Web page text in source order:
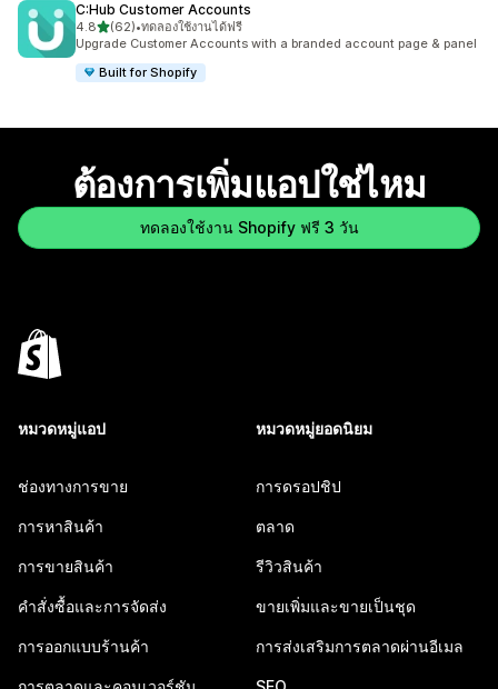
C:Hub Customer Accounts
4.8เต็ม 5 ดาว
(62)
ทั้งหมด 62 รีวิว
•ทดลองใช้งานได้ฟรี
Upgrade Customer Accounts with a branded account page & panel
Built for Shopify
ต้องการเพิ่มแอปใช่ไหม
ทดลองใช้งาน Shopify ฟรี 3 วัน
หมวดหมู่แอป
ช่องทางการขาย
การหาสินค้า
การขายสินค้า
คำสั่งซื้อและการจัดส่ง
การออกแบบร้านค้า
หมวดหมู่ยอดนิยม
การดรอปชิป
ตลาด
รีวิวสินค้า
ขายเพิ่มและขายเป็นชุด
การส่งเสริมการตลาดผ่านอีเมล